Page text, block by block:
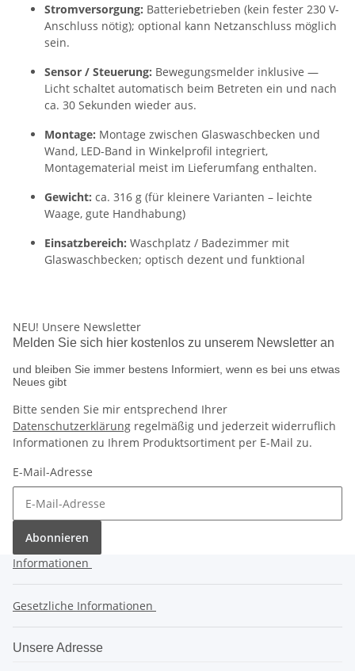
Stromversorgung: Batteriebetrieben (kein fester 230 V-
Anschluss nötig); optional kann Netzanschluss möglich
sein.
Sensor / Steuerung: Bewegungsmelder inklusive —
Licht schaltet automatisch beim Betreten ein und nach
ca. 30 Sekunden wieder aus.
Montage: Montage zwischen Glaswaschbecken und
Wand, LED-Band in Winkelprofil integriert,
Montagematerial meist im Lieferumfang enthalten.
Gewicht: ca. 316 g (für kleinere Varianten – leichte
Waage, gute Handhabung)
Einsatzbereich: Waschplatz / Badezimmer mit
Glaswaschbecken; optisch dezent und funktional
NEU! Unsere Newsletter
Melden Sie sich hier kostenlos zu unserem Newsletter an
und bleiben Sie immer bestens Informiert, wenn es bei uns etwas
Neues gibt
Bitte senden Sie mir entsprechend Ihrer
Datenschutzerklärung regelmäßig und jederzeit widerruflich
Informationen zu Ihrem Produktsortiment per E-Mail zu.
E-Mail-Adresse
Abonnieren
Informationen
Gesetzliche Informationen
Unsere Adresse